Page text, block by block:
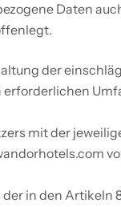
Daten
der
mit der
in den Artikeln